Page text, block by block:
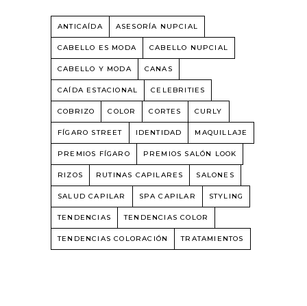
ANTICAÍDA ASESORÍA NUPCIAL
CABELLO ES MODA CABELLO NUPCIAL
CABELLO Y MODA CANAS
CAÍDA ESTACIONAL CELEBRITIES
COBRIZO COLOR CORTES CURLY
FÍGARO STREET IDENTIDAD MAQUILLAJE
PREMIOS FÍGARO PREMIOS SALÓN LOOK
RIZOS RUTINAS CAPILARES SALONES
SALUD CAPILAR SPA CAPILAR STYLING
TENDENCIAS TENDENCIAS COLOR
TENDENCIAS COLORACIÓN TRATAMIENTOS